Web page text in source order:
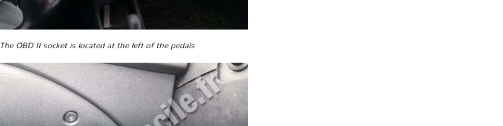
The OBD II socket is located at the left of the pedals